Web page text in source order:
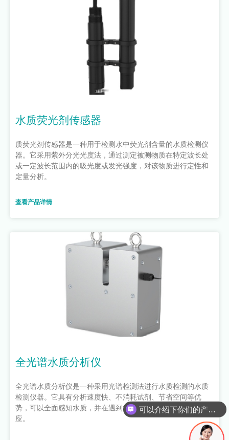
水质荧光剂传感器
质荧光剂传感器是一种用于检测水中荧光剂含量的水质检测仪
器。它采用紫外分光光度法，通过测定被测物质在特定波长处
或一定波长范围内的吸光度或发光强度，对该物质进行定性和
定量分析。
查看产品详情
全光谱水质分析仪
全光谱水质分析仪是一种采用光谱检测法进行水质检测的水质
检测仪器。它具有分析速度快、不消耗试剂、节省空间等优
势，可以全面感知水质，并在遇到水污染事故时及时做出反
应。
你们是怎么收费的呢